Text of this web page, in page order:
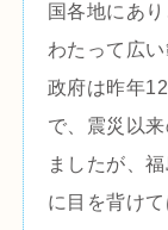
国各地にあ
わたって広
政府は昨年
で、震災以
ましたが、
に目を背け